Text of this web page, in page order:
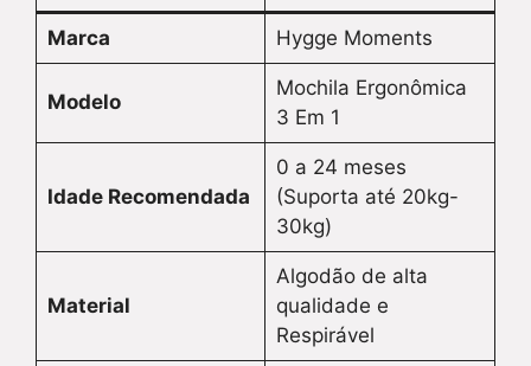
Marca Hygge Moments
Modelo
Mochila Ergonômica
3 Em 1
Idade Recomendada
0 a 24 meses
(Suporta até 20kg-
30kg)
Material
Algodão de alta
qualidade e
Respirável